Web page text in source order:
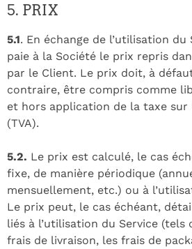
5. PRIX
5.1. En échange de l’utilisation du
paie à la Société le prix repris
par le Client. Le prix doit, à
contraire, être compris comme
et hors application de la taxe sur
(TVA).
5.2. Le prix est calculé, le cas
fixe, de manière périodique
mensuellement, etc.) ou à
Le prix peut, le cas échéant,
liés à l’utilisation du Service (tels
frais de livraison, les frais de